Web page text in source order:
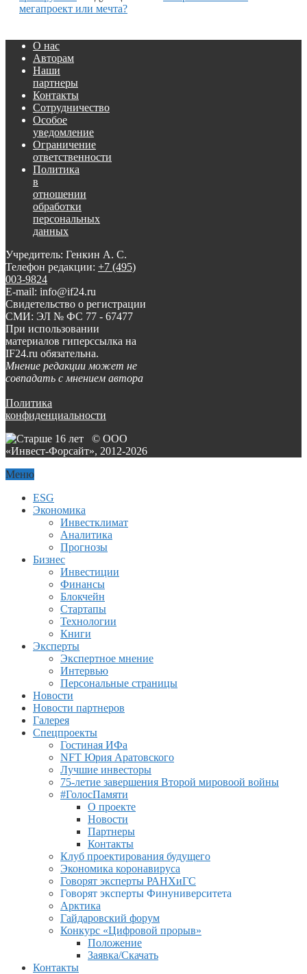
мегапроект или мечта?
О нас
Авторам
Наши
партнеры
Контакты
Сотрудничество
Особое
уведомление
Ограничение
ответственности
Политика
в
отношении
обработки
персональных
данных
Учредитель: Генкин А. С.
Телефон редакции: +7 (495)
003-9824
E-mail: info@if24.ru
Свидетельство о регистрации
СМИ: ЭЛ № ФС 77 - 67477
При использовании
материалов гиперссылка на
IF24.ru обязательна.
Мнение редакции может не
совпадать с мнением автора
Политика
конфиденциальности
© ООО
«Инвест-Форсайт», 2012-2026
Меню
ESG
Экономика
Инвестклимат
Аналитика
Прогнозы
Бизнес
Инвестиции
Финансы
Блокчейн
Стартапы
Технологии
Книги
Эксперты
Экспертное мнение
Интервью
Персональные страницы
Новости
Новости партнеров
Галерея
Спецпроекты
Гостиная ИФа
NFT Юрия Аратовского
Лучшие инвесторы
75-летие завершения Второй мировоой войны
#ГолосПамяти
О проекте
Новости
Партнеры
Контакты
Клуб проектирования будущего
Экономика коронавируса
Говорят эксперты РАНХиГС
Говорят эксперты Финуниверситета
Арктика
Гайдаровский форум
Конкурс «Цифровой прорыв»
Положение
Заявка/Скачать
Контакты